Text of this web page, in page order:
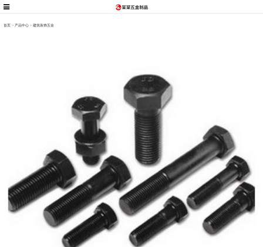
首页 > 产品中心 > 建筑装饰五金